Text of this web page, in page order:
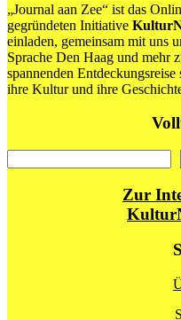
„Journal aan Zee“ ist das
gegründeten Initiative
einladen, gemeinsam mit uns
Sprache Den Haag und mehr
spannenden
ihre Kultur und ihre
Zur